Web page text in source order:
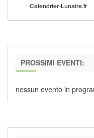
PROSSIMI EVENTI:
nessun evento in